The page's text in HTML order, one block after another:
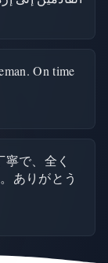
On time
で、全く
ありがとう